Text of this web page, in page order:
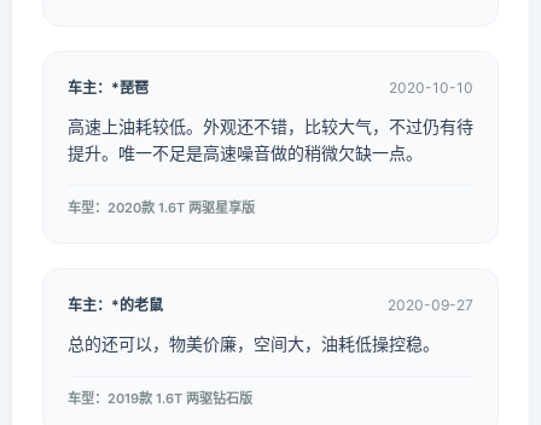
车主：*琵琶 2020-10-10
高速上油耗较低。外观还不错，比较大气，不过仍有待
提升。唯一不足是高速噪音做的稍微欠缺一点。
车型：2020款 1.6T 两驱星享版
车主：*的老鼠 2020-09-27
总的还可以，物美价廉，空间大，油耗低操控稳。
车型：2019款 1.6T 两驱钻石版